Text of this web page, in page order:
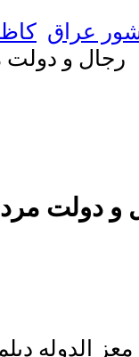
عراق
رجال و دولت
و دولت
الدوله